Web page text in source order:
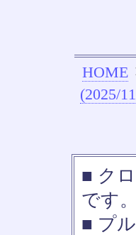
HOME
(2025/
■ ク
です。
■ プ